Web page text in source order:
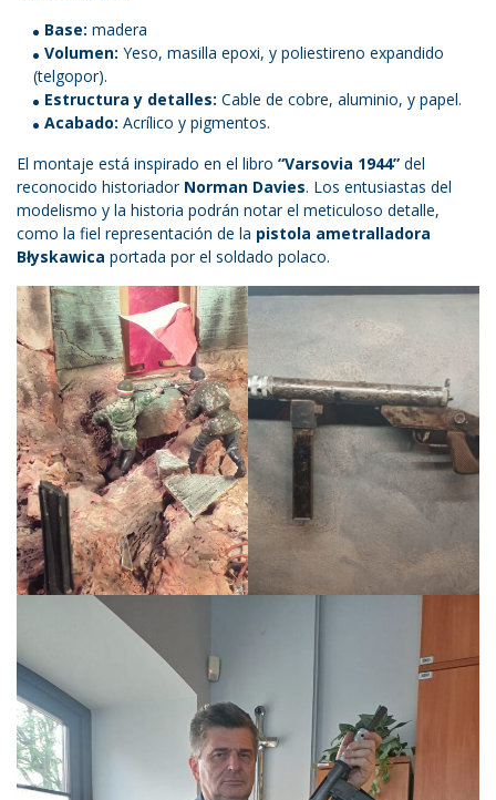
Base: madera
Volumen: Yeso, masilla epoxi, y poliestireno expandido
(telgopor).
Estructura y detalles: Cable de cobre, aluminio, y papel.
Acabado: Acrílico y pigmentos.
El montaje está inspirado en el libro “Varsovia 1944” del
reconocido historiador Norman Davies. Los entusiastas del
modelismo y la historia podrán notar el meticuloso detalle,
como la fiel representación de la pistola ametralladora
Błyskawica portada por el soldado polaco.